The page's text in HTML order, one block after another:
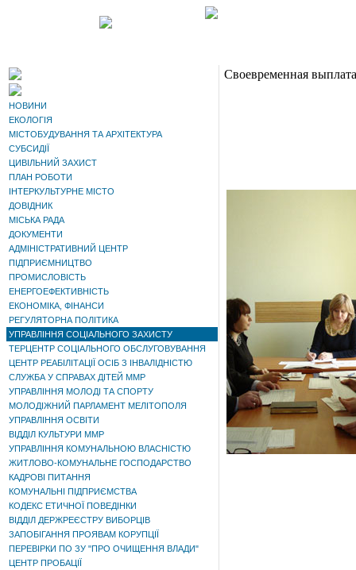
НОВИНИ
ЕКОЛОГІЯ
МІСТОБУДУВАННЯ ТА АРХІТЕКТУРА
СУБСИДІЇ
ЦИВІЛЬНИЙ ЗАХИСТ
ПЛАН РОБОТИ
ІНТЕРКУЛЬТУРНЕ МІСТО
ДОВІДНИК
МІСЬКА РАДА
ДОКУМЕНТИ
АДМІНІСТРАТИВНИЙ ЦЕНТР
ПІДПРИЄМНИЦТВО
ПРОМИСЛОВІСТЬ
ЕНЕРГОЕФЕКТИВНІСТЬ
ЕКОНОМІКА, ФІНАНСИ
РЕГУЛЯТОРНА ПОЛІТИКА
УПРАВЛІННЯ СОЦІАЛЬНОГО ЗАХИСТУ
ТЕРЦЕНТР СОЦІАЛЬНОГО ОБСЛУГОВУВАННЯ
ЦЕНТР РЕАБІЛІТАЦІЇ ОСІБ З ІНВАЛІДНІСТЮ
СЛУЖБА У СПРАВАХ ДІТЕЙ ММР
УПРАВЛІННЯ МОЛОДІ ТА СПОРТУ
МОЛОДІЖНИЙ ПАРЛАМЕНТ МЕЛІТОПОЛЯ
УПРАВЛІННЯ ОСВІТИ
ВІДДІЛ КУЛЬТУРИ ММР
УПРАВЛІННЯ КОМУНАЛЬНОЮ ВЛАСНІСТЮ
ЖИТЛОВО-КОМУНАЛЬНЕ ГОСПОДАРСТВО
КАДРОВІ ПИТАННЯ
КОМУНАЛЬНІ ПІДПРИЄМСТВА
КОДЕКС ЕТИЧНОЇ ПОВЕДІНКИ
ВІДДІЛ ДЕРЖРЕЄСТРУ ВИБОРЦІВ
ЗАПОБІГАННЯ ПРОЯВАМ КОРУПЦІЇ
ПЕРЕВІРКИ ПО ЗУ "ПРО ОЧИЩЕННЯ ВЛАДИ"
ЦЕНТР ПРОБАЦІЇ
Своевременная